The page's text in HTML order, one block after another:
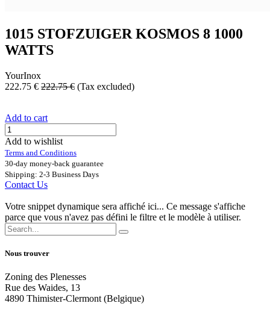
1015 STOFZUIGER KOSMOS 8 1000
WATTS
YourInox
222.75 € 222.75€ (Tax excluded)
Add to cart
Add to wishlist
Terms and Conditions
30-day money-back guarantee
Shipping: 2-3 Business Days
Contact Us
Votre snippet dynamique sera affiché ici... Ce message s'affiche
parce que vous n'avez pas défini le filtre et le modèle à utiliser.
Nous trouver
Zoning des Plenesses
Rue des Waides, 13
4890 Thimister-Clermont (Belgique)